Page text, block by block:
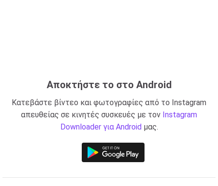
Αποκτήστε το στο Android
Κατεβάστε βίντεο και φωτογραφίες από το Instagram
απευθείας σε κινητές συσκευές με τον Instagram
Downloader για Androidμας.